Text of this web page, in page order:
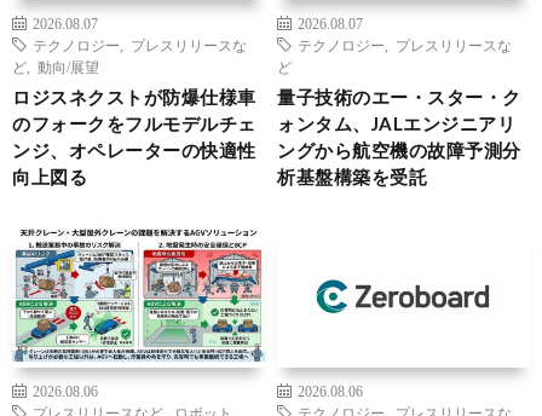
2026.08.07
テクノロジー
プレスリリースな
ど
動向/展望
ロジスネクストが防爆仕様車
のフォークをフルモデルチェ
ンジ、オペレーターの快適性
向上図る
2026.08.07
テクノロジー
プレスリリースな
ど
量子技術のエー・スター・ク
ォンタム、JALエンジニアリ
ングから航空機の故障予測分
析基盤構築を受託
2026.08.06
プレスリリースなど
ロボット
2026.08.06
テクノロジー
プレスリリースな